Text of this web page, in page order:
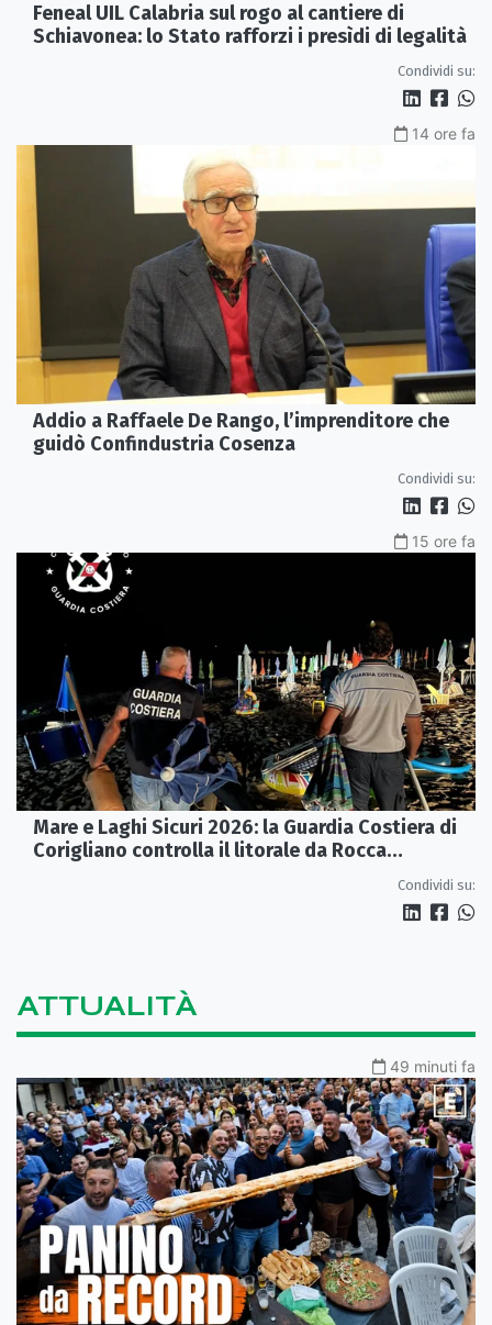
Feneal UIL Calabria sul rogo al cantiere di
Schiavonea: lo Stato rafforzi i presìdi di legalità
Condividi su:
14 ore fa
Addio a Raffaele De Rango, l’imprenditore che
guidò Confindustria Cosenza
Condividi su:
15 ore fa
Mare e Laghi Sicuri 2026: la Guardia Costiera di
Corigliano controlla il litorale da Rocca
Condividi su:
ATTUALITÀ
49 minuti fa